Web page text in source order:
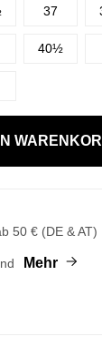
37
40½
50 € (DE & AT)
Mehr